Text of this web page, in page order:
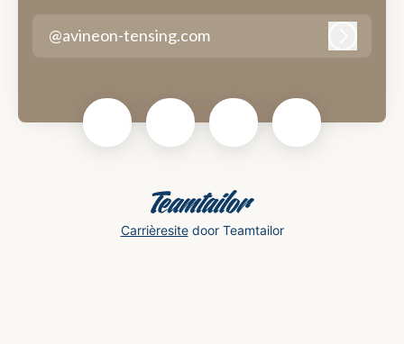
@avineon-tensing.com
Carrièresitedoor Teamtailor